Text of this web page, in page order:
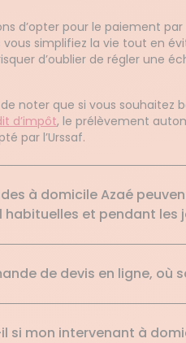
d’opter pour le paiement
simplifiez la vie tout en
d’oublier de régler une
noter que si vous souhaitez
d’impôt, le prélèvement
par l’Urssaf.
à domicile Azaé
habituelles et pendant les
de devis en ligne, où
si mon intervenant à